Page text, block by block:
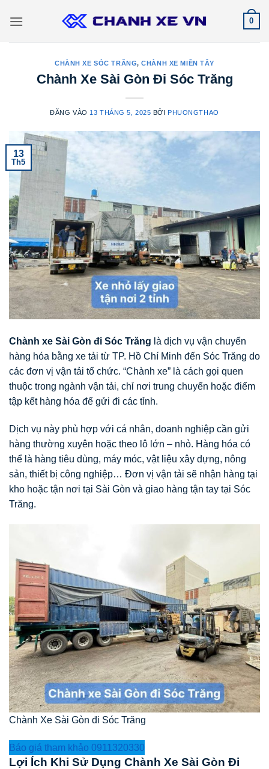
qua
0
CHÀNH XE SÓC TRĂNG,CHÀNH XE MIỀN TÂY
Chành Xe Sài Gòn Đi Sóc Trăng
ĐĂNG VÀO 13 THÁNG 5, 2025 BỞIPHUONGTHAO
13
Th5
Chành xe Sài Gòn đi Sóc Trăng là dịch vụ vận chuyển
hàng hóa bằng xe tải từ TP. Hồ Chí Minh đến Sóc Trăng do
các đơn vị vận tải tổ chức. “Chành xe” là cách gọi quen
thuộc trong ngành vận tải, chỉ nơi trung chuyển hoặc điểm
tập kết hàng hóa để gửi đi các tỉnh.
Dịch vụ này phù hợp với cá nhân, doanh nghiệp cần gửi
hàng thường xuyên hoặc theo lô lớn – nhỏ. Hàng hóa có
thể là hàng tiêu dùng, máy móc, vật liệu xây dựng, nông
sản, thiết bị công nghiệp… Đơn vị vận tải sẽ nhận hàng tại
kho hoặc tận nơi tại Sài Gòn và giao hàng tận tay tại Sóc
Trăng.
Chành Xe Sài Gòn đi Sóc Trăng
Báo giá tham khảo 0911320330
Lợi Ích Khi Sử Dụng Chành Xe Sài Gòn Đi